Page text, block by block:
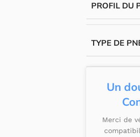
PROFIL DU
TYPE DE
Un
Merci de